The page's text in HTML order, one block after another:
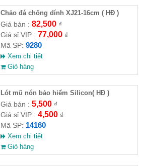
Chảo đá chống dính XJ21-16cm ( HĐ )
Giá bán : 82,500₫
Giá sỉ VIP : 77,000₫
Mã SP: 9280
Xem chi tiết
Giỏ hàng
Lót mũ nón bảo hiểm Silicon( HĐ )
Giá bán : 5,500₫
Giá sỉ VIP : 4,500₫
Mã SP: 14160
Xem chi tiết
Giỏ hàng